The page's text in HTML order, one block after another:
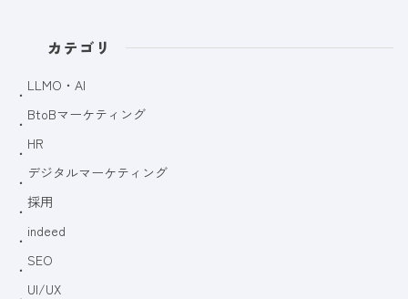
カテゴリ
LLMO・AI
BtoBマーケティング
HR
デジタルマーケティング
採用
indeed
SEO
UI/UX